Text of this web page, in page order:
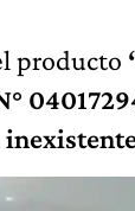
producto